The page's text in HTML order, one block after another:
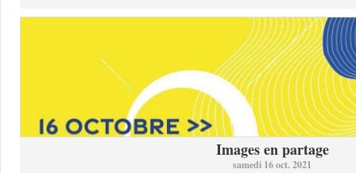
Images en partage
samedi 16 oct. 2021